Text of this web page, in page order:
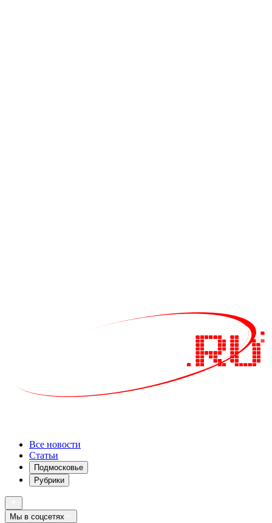
Все новости
Статьи
Подмосковье
Рубрики
Мы в соцсетях